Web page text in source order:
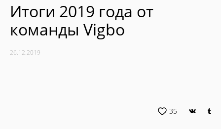
Итоги 2019 года от
команды Vigbo
26.12.2019
35